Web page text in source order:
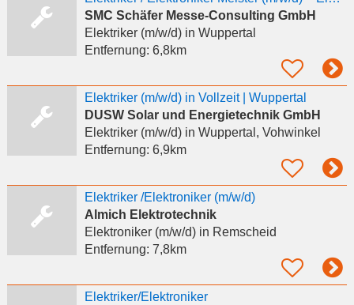
SMC Schäfer Messe-Consulting GmbH
Elektriker (m/w/d)in Wuppertal
Entfernung: 6,8km
Elektriker (m/w/d) in Vollzeit | Wuppertal
DUSW Solar und Energietechnik GmbH
Elektriker (m/w/d)in Wuppertal, Vohwinkel
Entfernung: 6,9km
Elektriker /Elektroniker (m/w/d)
Almich Elektrotechnik
Elektroniker (m/w/d)in Remscheid
Entfernung: 7,8km
Elektriker/Elektroniker